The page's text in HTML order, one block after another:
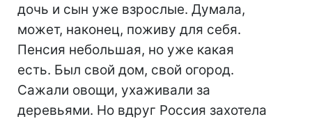
дочь и сын уже взрослые. Думала,
может, наконец, поживу для себя.
Пенсия небольшая, но уже какая
есть. Был свой дом, свой огород.
Сажали овощи, ухаживали за
деревьями. Но вдруг Россия захотела